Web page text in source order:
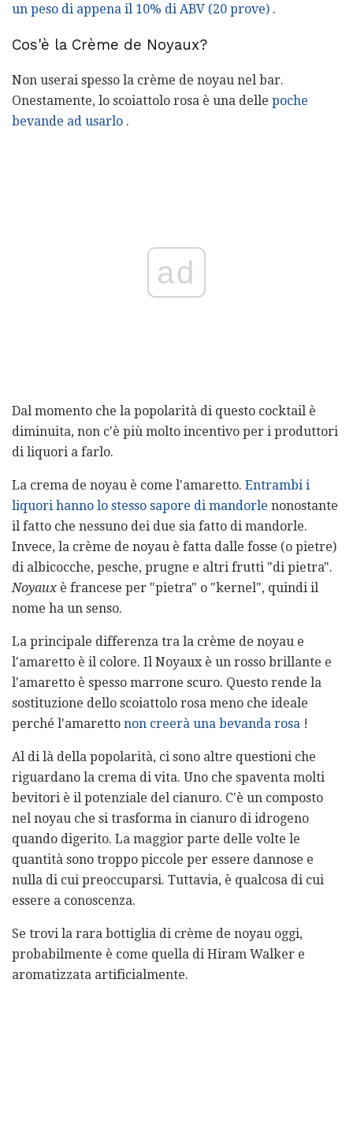
un peso di appena il 10% di ABV (20 prove) .
Cos'è la Crème de Noyaux?
Non userai spesso la crème de noyau nel bar.
Onestamente, lo scoiattolo rosa è una delle poche
bevande ad usarlo .
ad
Dal momento che la popolarità di questo cocktail è
diminuita, non c'è più molto incentivo per i produttori
di liquori a farlo.
La crema de noyau è come l'amaretto. Entrambi i
liquori hanno lo stesso sapore di mandorle nonostante
il fatto che nessuno dei due sia fatto di mandorle.
Invece, la crème de noyau è fatta dalle fosse (o pietre)
di albicocche, pesche, prugne e altri frutti "di pietra".
Noyaux è francese per "pietra" o "kernel", quindi il
nome ha un senso.
La principale differenza tra la crème de noyau e
l'amaretto è il colore. Il Noyaux è un rosso brillante e
l'amaretto è spesso marrone scuro. Questo rende la
sostituzione dello scoiattolo rosa meno che ideale
perché l'amaretto non creerà una bevanda rosa !
Al di là della popolarità, ci sono altre questioni che
riguardano la crema di vita. Uno che spaventa molti
bevitori è il potenziale del cianuro. C'è un composto
nel noyau che si trasforma in cianuro di idrogeno
quando digerito. La maggior parte delle volte le
quantità sono troppo piccole per essere dannose e
nulla di cui preoccuparsi. Tuttavia, è qualcosa di cui
essere a conoscenza.
Se trovi la rara bottiglia di crème de noyau oggi,
probabilmente è come quella di Hiram Walker e
aromatizzata artificialmente.